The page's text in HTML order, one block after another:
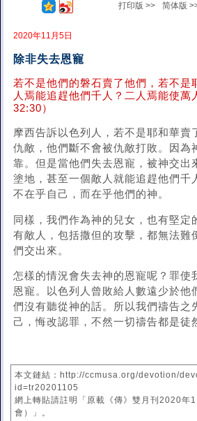
打印版 >> 简体版
2020年11月5日
除非失去恩寵
若不是他們的磐石賣了他們，若不是
人焉能追趕他們千人？二人焉能使萬
32:30）
摩西告訴以色列人，若不是耶和華賣
仇敵，他們斷不會被仇敵打敗。因為
靠。但是當他們失去恩寵，被神交出
塗地，甚至一個敵人就能追趕他們千
不在乎自己，而在乎他們的神。
同樣，我們作為神的兒女，也有堅定
有敵人，包括撒但的攻擊，都無法難
們交出來。
怎樣的情況會失去神的恩寵呢？罪使
恩寵。以色列人曾敗給人數遠少於他
們沒有聽從神的話。所以我們禱告之
己，悔改認罪，不然一切禱告都是徒
本文鏈結：http://ccmusa.org/devotion/
id=tr20201105
網上轉貼請註明「原載《傳》雙月刊2020年
會）」。